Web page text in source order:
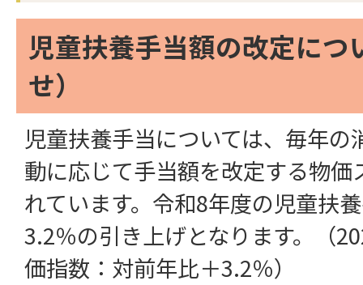
児童扶養手当額の改定につ
せ）
児童扶養手当については、毎年の
動に応じて手当額を改定する物
れています。令和8年度の児童扶
3.2％の引き上げとなります。（
価指数：対前年比＋3.2％）